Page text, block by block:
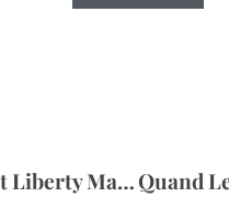
Adventist Liberty Magazine : Positif À L’avortement Et Aux Mandats De Vaccination